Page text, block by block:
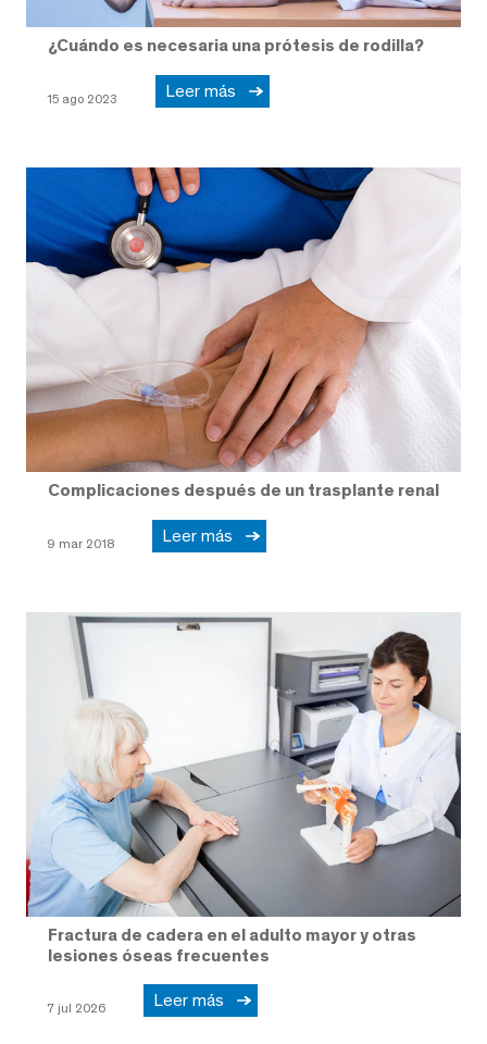
¿Cuándo es necesaria una prótesis de rodilla?
15 ago 2023 Leer más
Complicaciones después de un trasplante renal
9 mar 2018 Leer más
Fractura de cadera en el adulto mayor y otras
lesiones óseas frecuentes
7 jul 2026 Leer más